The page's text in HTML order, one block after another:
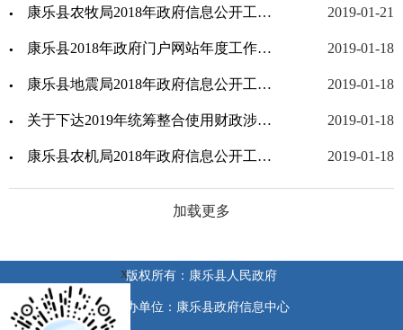
康乐县农牧局2018年政府信息公开工作年度报告 2019-01-21
康乐县2018年政府门户网站年度工作报表 2019-01-18
康乐县地震局2018年政府信息公开工作年度报告 2019-01-18
关于下达2019年统筹整合使用财政涉农资金的通知康财农【2019】1号 2019-01-18
康乐县农机局2018年政府信息公开工作年度报告 2019-01-18
加载更多
版权所有：康乐县人民政府
承办单位：康乐县政府信息中心
x